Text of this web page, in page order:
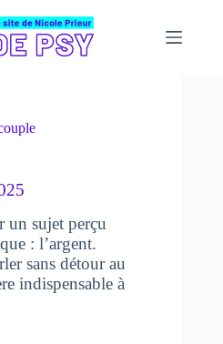
un sujet perçu
: l’argent.
sans détour au
indispensable à